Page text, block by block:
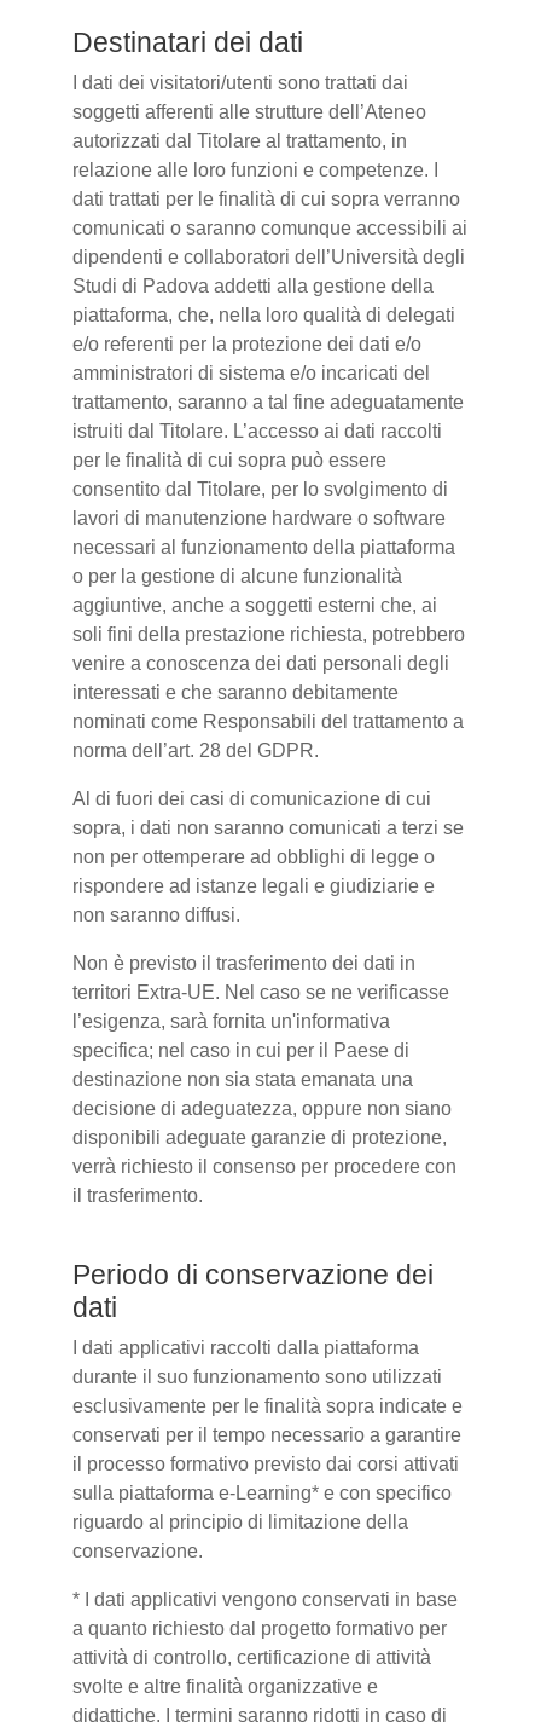
Destinatari dei dati
I dati dei visitatori/utenti sono trattati dai
soggetti afferenti alle strutture dell’Ateneo
autorizzati dal Titolare al trattamento, in
relazione alle loro funzioni e competenze. I
dati trattati per le finalità di cui sopra verranno
comunicati o saranno comunque accessibili ai
dipendenti e collaboratori dell’Università degli
Studi di Padova addetti alla gestione della
piattaforma, che, nella loro qualità di delegati
e/o referenti per la protezione dei dati e/o
amministratori di sistema e/o incaricati del
trattamento, saranno a tal fine adeguatamente
istruiti dal Titolare. L’accesso ai dati raccolti
per le finalità di cui sopra può essere
consentito dal Titolare, per lo svolgimento di
lavori di manutenzione hardware o software
necessari al funzionamento della piattaforma
o per la gestione di alcune funzionalità
aggiuntive, anche a soggetti esterni che, ai
soli fini della prestazione richiesta, potrebbero
venire a conoscenza dei dati personali degli
interessati e che saranno debitamente
nominati come Responsabili del trattamento a
norma dell’art. 28 del GDPR.
Al di fuori dei casi di comunicazione di cui
sopra, i dati non saranno comunicati a terzi se
non per ottemperare ad obblighi di legge o
rispondere ad istanze legali e giudiziarie e
non saranno diffusi.
Non è previsto il trasferimento dei dati in
territori Extra-UE. Nel caso se ne verificasse
l’esigenza, sarà fornita un'informativa
specifica; nel caso in cui per il Paese di
destinazione non sia stata emanata una
decisione di adeguatezza, oppure non siano
disponibili adeguate garanzie di protezione,
verrà richiesto il consenso per procedere con
il trasferimento.
Periodo di conservazione dei
dati
I dati applicativi raccolti dalla piattaforma
durante il suo funzionamento sono utilizzati
esclusivamente per le finalità sopra indicate e
conservati per il tempo necessario a garantire
il processo formativo previsto dai corsi attivati
sulla piattaforma e-Learning* e con specifico
riguardo al principio di limitazione della
conservazione.
* I dati applicativi vengono conservati in base
a quanto richiesto dal progetto formativo per
attività di controllo, certificazione di attività
svolte e altre finalità organizzative e
didattiche. I termini saranno ridotti in caso di